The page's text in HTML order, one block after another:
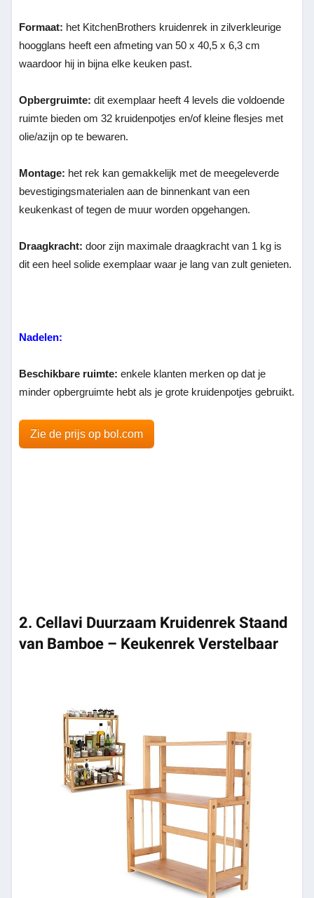
Formaat: het KitchenBrothers kruidenrek in zilverkleurige
hoogglans heeft een afmeting van 50 x 40,5 x 6,3 cm
waardoor hij in bijna elke keuken past.
Opbergruimte: dit exemplaar heeft 4 levels die voldoende
ruimte bieden om 32 kruidenpotjes en/of kleine flesjes met
olie/azijn op te bewaren.
Montage: het rek kan gemakkelijk met de meegeleverde
bevestigingsmaterialen aan de binnenkant van een
keukenkast of tegen de muur worden opgehangen.
Draagkracht: door zijn maximale draagkracht van 1 kg is
dit een heel solide exemplaar waar je lang van zult genieten.
Nadelen:
Beschikbare ruimte: enkele klanten merken op dat je
minder opbergruimte hebt als je grote kruidenpotjes gebruikt.
Zie de prijs op bol.com
2. Cellavi Duurzaam Kruidenrek Staand
van Bamboe – Keukenrek Verstelbaar